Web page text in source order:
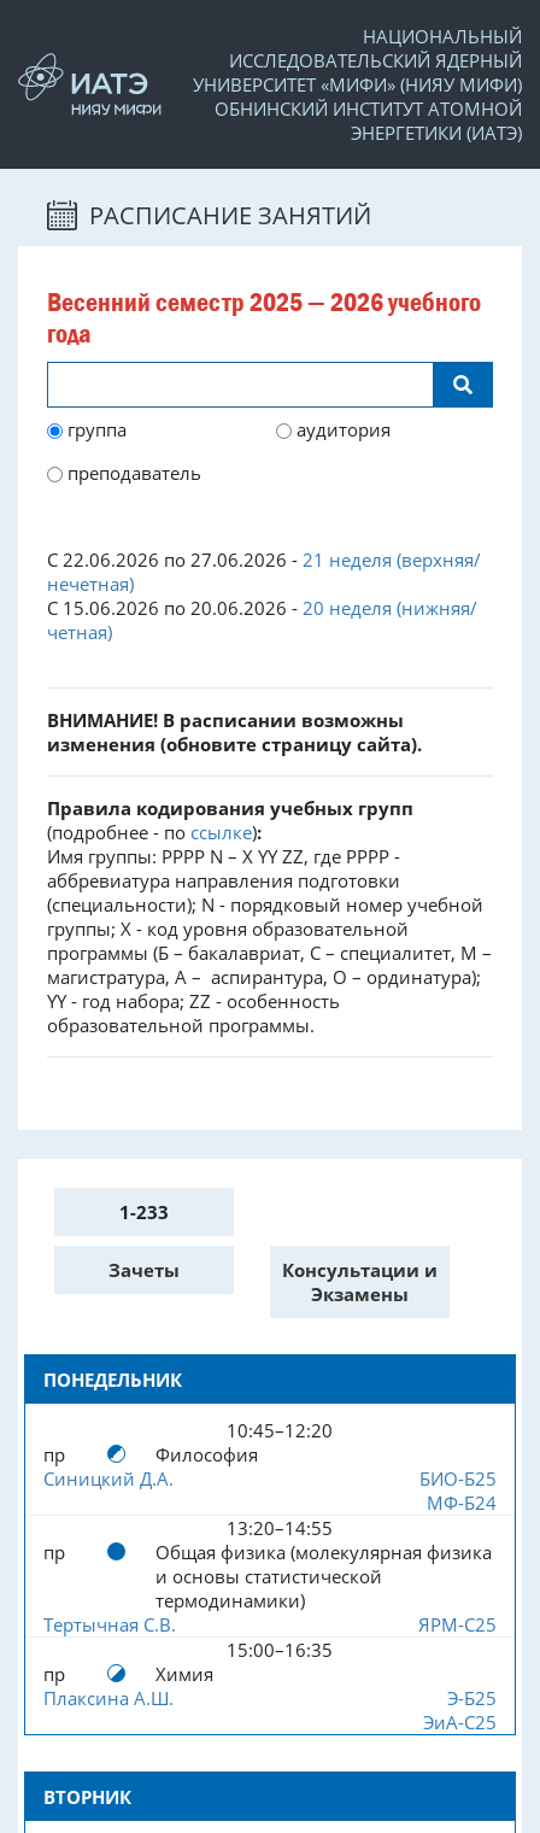
НАЦИОНАЛЬНЫЙ
ИССЛЕДОВАТЕЛЬСКИЙ ЯДЕРНЫЙ
УНИВЕРСИТЕТ «МИФИ» (НИЯУ МИФИ)
ОБНИНСКИЙ ИНСТИТУТ АТОМНОЙ
ЭНЕРГЕТИКИ (ИАТЭ)
РАСПИСАНИЕ ЗАНЯТИЙ
Весенний семестр 2025 — 2026 учебного
года
группа
аудитория
преподаватель
С 22.06.2026 по 27.06.2026 - 21 неделя (верхняя/
нечетная)
С 15.06.2026 по 20.06.2026 - 20 неделя (нижняя/
четная)
ВНИМАНИЕ! В расписании возможны
изменения (обновите страницу сайта).
Правила кодирования учебных групп
(подробнее - по ссылке):
Имя группы: PPPP N – X YY ZZ, где PPPP -
аббревиатура направления подготовки
(специальности); N - порядковый номер учебной
группы; X - код уровня образовательной
программы (Б – бакалавриат, С – специалитет, М –
магистратура, А – аспирантура, О – ординатура);
YY - год набора; ZZ - особенность
образовательной программы.
1-233
Зачеты
Консультации и
Экзамены
ПОНЕДЕЛЬНИК
10:45–12:20
пр
Философия
Синицкий Д.А.
БИО-Б25
МФ-Б24
13:20–14:55
пр
Общая физика (молекулярная физика
и основы статистической
термодинамики)
Тертычная С.В.
ЯРМ-С25
15:00–16:35
пр
Химия
Плаксина А.Ш.
Э-Б25
ЭиА-С25
ВТОРНИК